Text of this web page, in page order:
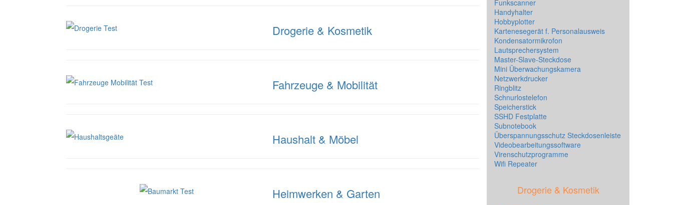
Drogerie & Kosmetik
Fahrzeuge & Mobilität
Haushalt & Möbel
Heimwerken & Garten
Funkscanner
Handyhalter
Hobbyplotter
Kartenesegerät f. Personalausweis
Kondensatormikrofon
Lautsprechersystem
Master-Slave-Steckdose
Mini Überwachungskamera
Netzwerkdrucker
Ringblitz
Schnurlostelefon
Speicherstick
SSHD Festplatte
Subnotebook
Überspannungsschutz Steckdosenleiste
Videobearbeitungssoftware
Virenschutzprogramme
Wifi Repeater
Drogerie & Kosmetik